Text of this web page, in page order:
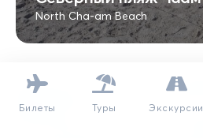
North Cha-am Beach
Билеты Туры Экскурсии